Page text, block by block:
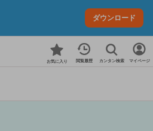
ダウンロード
お気に入り 閲覧履歴 カンタン検索 マイページ